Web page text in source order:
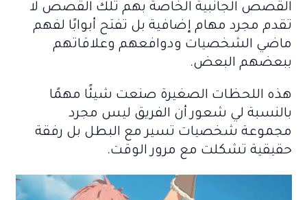
القصص الجانبية الخاصة بهم تلك القصص لا
تقدم مجرد مهام إضافية بل تفتح أبوابًا لفهم
ماضي الشخصيات ودوافعهم وعلاقاتهم
ببعضهم البعض.
هذه اللحظات الصغيرة صنعت شيئًا مهمًا
بالنسبة لي شعور أن الفريق ليس مجرد
مجموعة شخصيات تسير مع البطل بل رفقة
حقيقية تشكلت مع مرور الوقت.